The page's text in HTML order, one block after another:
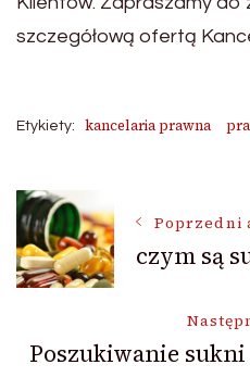
szczegółową ofertą
Etykiety: kancelaria prawna
Nawigacja
wpisu
Poprzedni
czym są
Poszukiwanie